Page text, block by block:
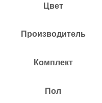
Цвет
Производитель
Комплект
Пол